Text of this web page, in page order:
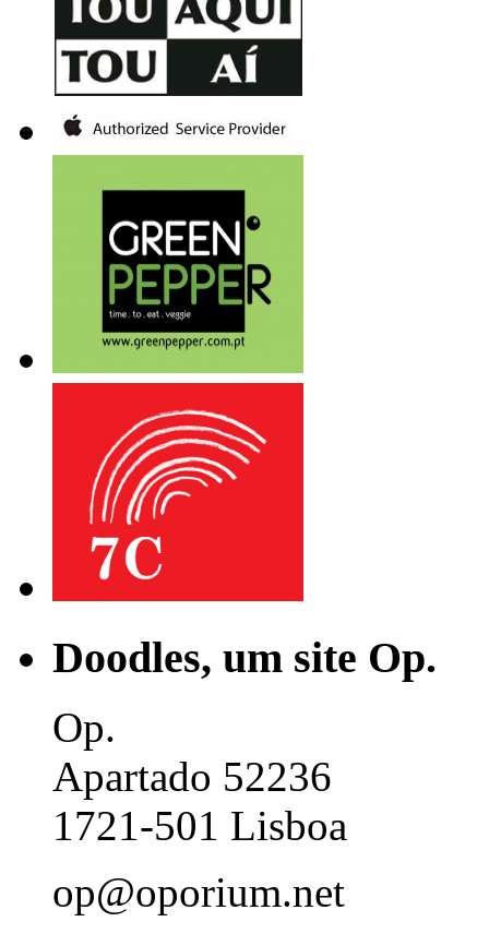
Doodles, um site Op.
Op.
Apartado 52236
1721-501 Lisboa
op@oporium.net